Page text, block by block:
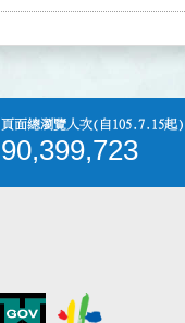
頁面總瀏覽人次(自105.7.15起)
90,399,723